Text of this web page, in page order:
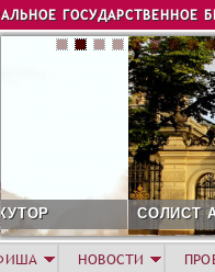
ГОСУДАРСТВЕННОЕ
СОЛИСТ АВГУСТА 2026 -
НОВОСТИ